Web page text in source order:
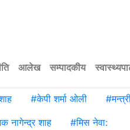
आलेख सम्पादकीय
#केपी शर्मा ओली #
नागेन्द्र शाह #मिस नेवा: